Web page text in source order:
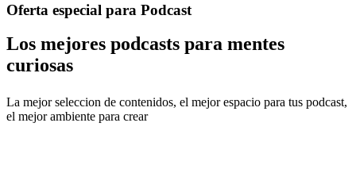
Oferta especial para Podcast
Los mejores podcasts para mentes
curiosas
La mejor seleccion de contenidos, el mejor espacio para tus podcast,
el mejor ambiente para crear